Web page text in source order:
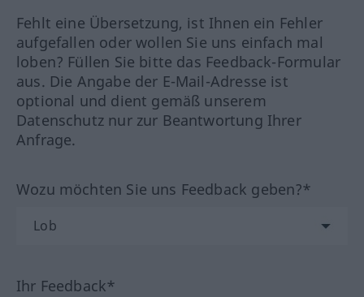
Fehlt eine Übersetzung, ist Ihnen ein Fehler
aufgefallen oder wollen Sie uns einfach mal
loben? Füllen Sie bitte das Feedback-Formular
aus. Die Angabe der E-Mail-Adresse ist
optional und dient gemäß unserem
Datenschutz nur zur Beantwortung Ihrer
Anfrage.
Wozu möchten Sie uns Feedback geben?*
Ihr Feedback*